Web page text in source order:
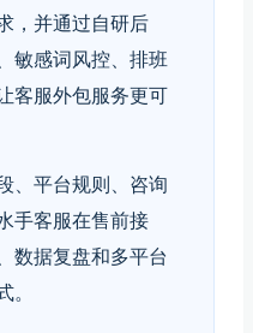
，并通过自研后
敏感词风控、排班
客服外包服务更可
、平台规则、咨询
手客服在售前接
数据复盘和多平台
。